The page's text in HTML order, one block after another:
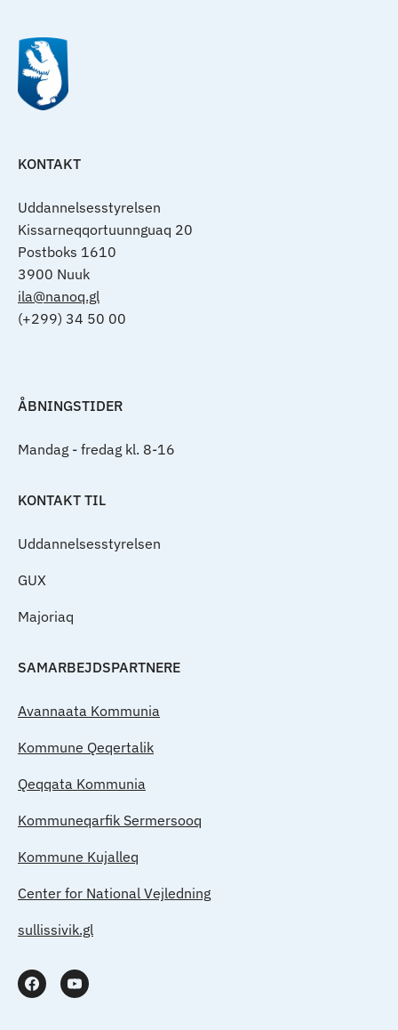
KONTAKT
Uddannelsesstyrelsen
Kissarneqqortuunnguaq 20
Postboks 1610
3900 Nuuk
ila@nanoq.gl
(+299) 34 50 00
ÅBNINGSTIDER
Mandag - fredag kl. 8-16
KONTAKT TIL
Uddannelsesstyrelsen
GUX
Majoriaq
SAMARBEJDSPARTNERE
Avannaata Kommunia
Kommune Qeqertalik
Qeqqata Kommunia
Kommuneqarfik Sermersooq
Kommune Kujalleq
Center for National Vejledning
sullissivik.gl